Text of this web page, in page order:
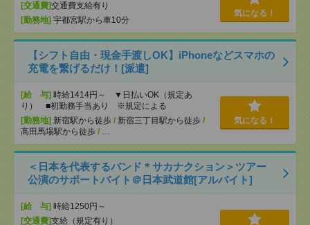
[交通費]交通費支給有り
[勤務地] 宇都宮駅から車10分
気になる！
【シフト自由・現金手渡しOK】iPhoneなどスマホの
充電を繋げるだけ！[派遣]
[給 与] 時給1414円～ ▼日払いOK（規定あ
り） ■初勤務手当あり ※規定による
[勤務地] 新宿駅から徒歩 / 新宿三丁目駅から徒歩 /
高田馬場駅から徒歩 / …
気になる！
＜日本を代表するバンド＊サカナクション＞ツアー
公演のサポートバイト＠日本武道館[アルバイト]
[給 与] 時給1250円～
[交通費]支給（規定有り）